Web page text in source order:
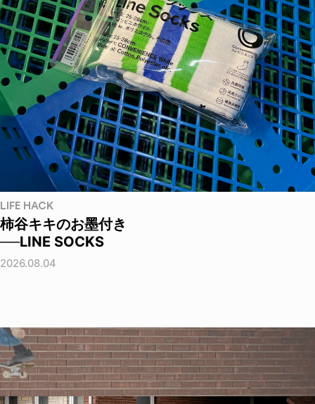
LIFE HACK
柿谷キキのお墨付き
──LINE SOCKS
2026.08.04